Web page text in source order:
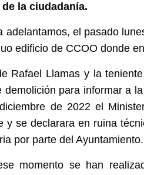
la ciudadanía.
adelantamos, el pasado
edificio de CCOO donde
Rafael Llamas y la
demolición para informar a
de 2022 el
y se declarara en ruina
por parte del Ayuntamiento.
momento se han